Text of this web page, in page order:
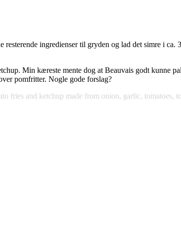
ingredienser til gryden og lad det simre i ca.
Min kæreste mente dog at Beauvais godt kunne
pomfritter. Nogle gode forslag?
and ketchup made from onion, garlic, tomatoes,